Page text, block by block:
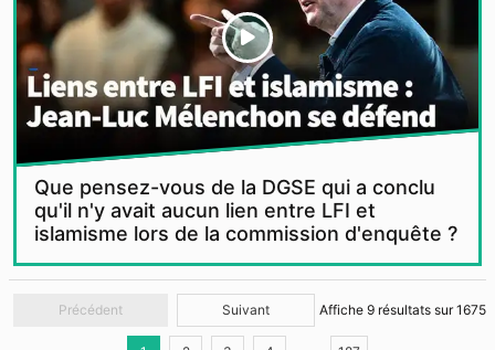
Que pensez-vous de la DGSE qui a conclu
qu'il n'y avait aucun lien entre LFI et
islamisme lors de la commission d'enquête ?
Précédent Suivant Affiche 9 résultats sur1675